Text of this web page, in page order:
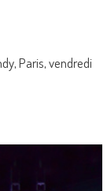
Paris, vendredi